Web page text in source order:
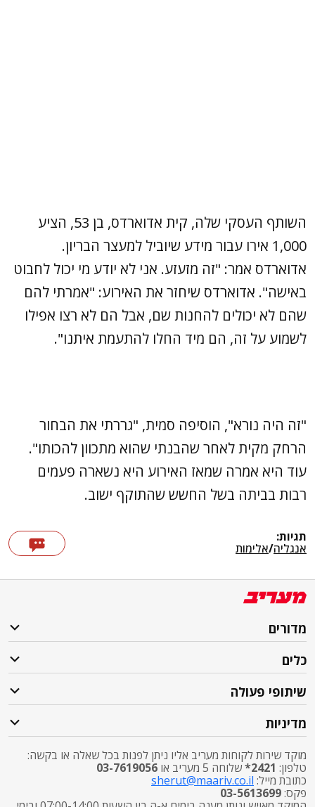
השותף העסקי שלה, קית אדוארדס, בן 53, הציע
1,000 אירו עבור מידע שיוביל למעצר הבריון.
אדוארדס אמר: "זה מזעזע. אני לא יודע מי יכול לחבוט
באישה". אדוארדס שיחזר את האירוע: "אמרתי להם
שהם לא יכולים להחנות שם, אבל הם לא רצו אפילו
לשמוע על זה, הם מיד החלו להתעמת איתנו".
"זה היה נורא", הוסיפה סמית, "גררתי את הבחור
הרחק מקית לאחר שהבנתי שהוא מתכוון להכותו".
עוד היא אמרה שמאז האירוע היא נשארה פעמים
רבות בביתה בשל החשש שהתוקף ישוב.
תגיות:
אנגליה/אלימות
מדורים
כלים
שיתופי פעולה
מדיניות
מוקד שירות לקוחות מעריב אליו ניתן לפנות בכל שאלה או בקשה:
טלפון: 2421* שלוחה 5 מעריב או
03-7619056
כתובת מייל: sherut@maariv.co.il
פקס:03-5613699